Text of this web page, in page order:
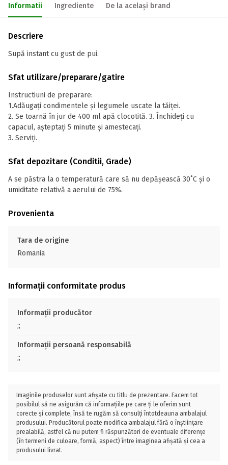
Informatii Ingrediente De la același brand
Descriere
Supă instant cu gust de pui.
Sfat utilizare/preparare/gatire
Instructiuni de preparare:
1.Adăugați condimentele și legumele uscate la tăiței.
2. Se toarnă în jur de 400 ml apă clocotită. 3. Închideți cu
capacul, așteptați 5 minute și amestecați.
3. Serviți.
Sfat depozitare (Conditii, Grade)
A se păstra la o temperatură care să nu depășească 30˚С și o
umiditate relativă a aerului de 75%.
Provenienta
Tara de origine
Romania
Informații conformitate produs
Informații producător
;;
Informații persoană responsabilă
;;
Imaginile produselor sunt afișate cu titlu de prezentare. Facem tot
posibilul să ne asigurăm că informațiile pe care ți le oferim sunt
corecte și complete, însă te rugăm să consulți întotdeauna ambalajul
produsului. Producătorul poate modifica ambalajul fără o înștiințare
prealabilă, astfel că nu putem fi răspunzători de eventuale diferențe
(în termeni de culoare, formă, aspect) între imaginea afișată și cea a
produsului livrat.